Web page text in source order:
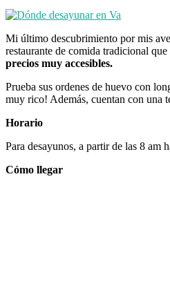
Mi último descubrimiento por mis
restaurante de comida tradicional
precios muy accesibles.
Prueba sus ordenes de huevo con
muy rico! Además, cuentan con una
Horario
Para desayunos, a partir de las 8 am
Cómo llegar